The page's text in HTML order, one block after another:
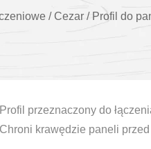
/ Cezar / Profil do
Profil przeznaczony do
Chroni krawędzie paneli